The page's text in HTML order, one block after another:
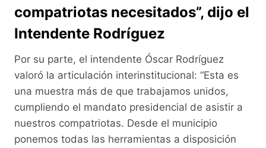
compatriotas necesitados”, dijo el
Intendente Rodríguez
Por su parte, el intendente Óscar Rodríguez
valoró la articulación interinstitucional: “Esta es
una muestra más de que trabajamos unidos,
cumpliendo el mandato presidencial de asistir a
nuestros compatriotas. Desde el municipio
ponemos todas las herramientas a disposición